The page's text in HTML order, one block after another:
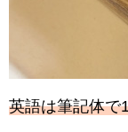
英語は筆記体